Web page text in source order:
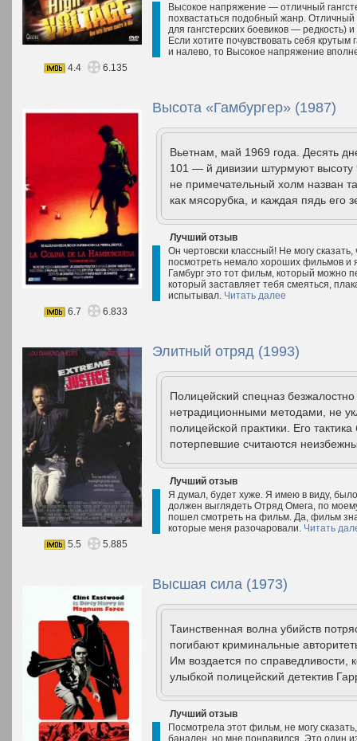
Высокое напряжение — отличный
похвастаться подобный жанр.
для гангстерских боевиков — редкость)
Если хотите почувствовать себя
и налево, то Высокое напряжение
4.4
6.135
Высота «Гамбургер» (1987)
Вьетнам, май 1969 года. Десять
101 — й дивизии штурмуют
не примечательный холм назван
как мясорубка, и каждая пядь его
Лучший отзыв
Он чертовски классный! Не могу
посмотреть немало хороших фильмов и
Гамбург это тот фильм, который можно
который заставляет тебя смеяться,
испытывал. Читать далее
6.7
6.833
Элитный отряд (1993)
Полицейский спецназ
нетрадиционными методами, не
полицейской практики. Его
потерпевшие считаются
Лучший отзыв
Я думал, будет хуже. Я имею в виду,
должен выглядеть Отряд Омега, по
пошел смотреть на фильм. Да, фильм
которые меня разочаровали. Читать
5.5
5.885
Высшая сила (1973)
Таинственная волна убийств
погибают криминальные
Им воздается по справедливости,
улыбкой полицейский детектив
Лучший отзыв
Посмотрела этот фильм, не могу
банален, но мне понравился. Это один